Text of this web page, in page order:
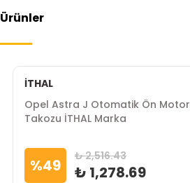
Ürünler
İTHAL
Opel Astra J Otomatik Ön Motor
Takozu İTHAL Marka
%49 ₺ 2,516.43
₺ 1,278.69